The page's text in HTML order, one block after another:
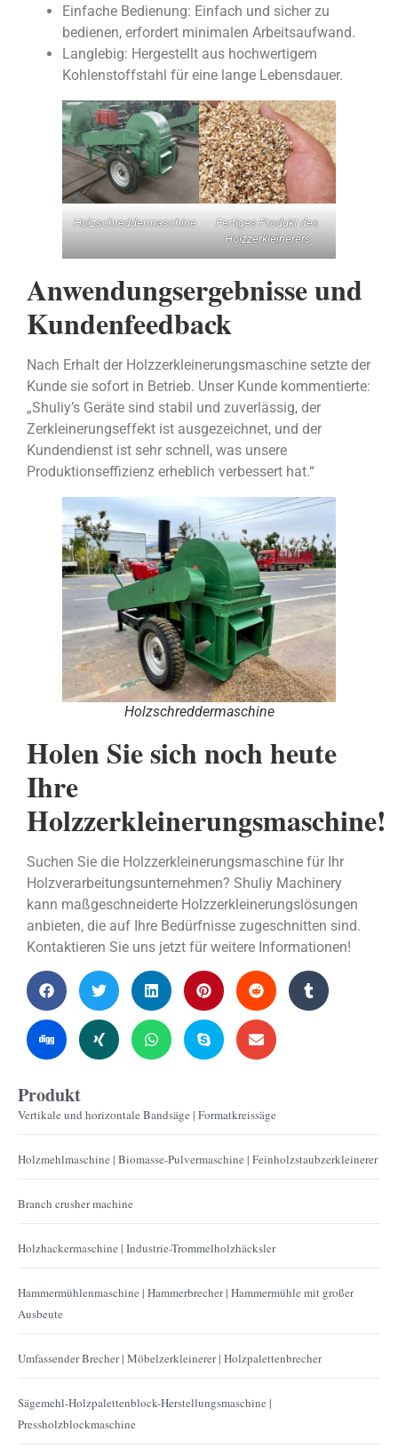
Einfache Bedienung: Einfach und sicher zu
bedienen, erfordert minimalen Arbeitsaufwand.
Langlebig: Hergestellt aus hochwertigem
Kohlenstoffstahl für eine lange Lebensdauer.
Holzschreddermaschine
Fertiges Produkt des
Holzzerkleinerers
Anwendungsergebnisse und
Kundenfeedback
Nach Erhalt der Holzzerkleinerungsmaschine setzte der
Kunde sie sofort in Betrieb. Unser Kunde kommentierte:
„Shuliy’s Geräte sind stabil und zuverlässig, der
Zerkleinerungseffekt ist ausgezeichnet, und der
Kundendienst ist sehr schnell, was unsere
Produktionseffizienz erheblich verbessert hat.“
Holzschreddermaschine
Holen Sie sich noch heute
Ihre
Holzzerkleinerungsmaschine!
Suchen Sie die Holzzerkleinerungsmaschine für Ihr
Holzverarbeitungsunternehmen? Shuliy Machinery
kann maßgeschneiderte Holzzerkleinerungslösungen
anbieten, die auf Ihre Bedürfnisse zugeschnitten sind.
Kontaktieren Sie uns jetzt für weitere Informationen!
Produkt
Vertikale und horizontale Bandsäge | Formatkreissäge
Holzmehlmaschine | Biomasse-Pulvermaschine | Feinholzstaubzerkleinerer
Branch crusher machine
Holzhackermaschine | Industrie-Trommelholzhäcksler
Hammermühlenmaschine | Hammerbrecher | Hammermühle mit großer
Ausbeute
Umfassender Brecher | Möbelzerkleinerer | Holzpalettenbrecher
Sägemehl-Holzpalettenblock-Herstellungsmaschine |
Pressholzblockmaschine